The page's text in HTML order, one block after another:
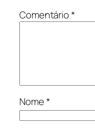
Comentário*
Nome*